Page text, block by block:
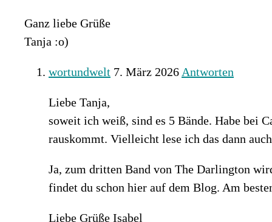
Ganz liebe Grüße
Tanja :o)
wortundwelt 7. März 2026 Antworten
Liebe Tanja,
soweit ich weiß, sind es 5 Bände. Habe bei
rauskommt. Vielleicht lese ich das dann
Ja, zum dritten Band von The Darlington
findet du schon hier auf dem Blog. Am
Liebe Grüße Isabel